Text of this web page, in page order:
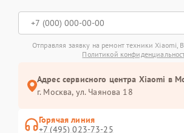
Отправляя заявку на ремонт техники Xiaomi,
Политикой
Адрес сервисного центра Xiaomi в
г. Москва, ул. Чаянова 18
Горячая линия
+7 (495) 023-73-25